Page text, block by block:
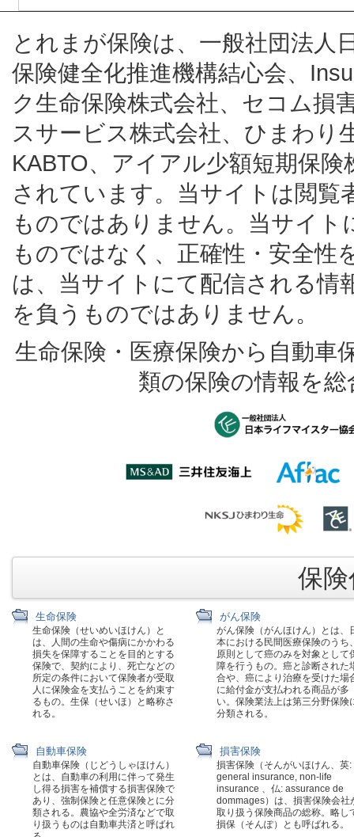
とれまが保険は、一般社団法人
保険健全化推進機構結心会、
ク生命保険株式会社、セコム損
スサービス株式会社、ひまわり
KABTO、アイアル少額短期保
されています。当サイトは閲覧
ものではありません。当サイ
ものではなく、正確性・安全性
は、当サイトにて配信される情
を負うものではありません。
生命保険・医療保険から自動車
類の保険の情報を
保
生命保険
生命保険（せいめいほけん）と
は、人間の生命や傷病にかかわる
損失を保障することを目的とする
保険で、契約により、死亡などの
所定の条件において保険者が受取
人に保険金を支払うことを約束す
るもの。生保（せいほ）と略称さ
れる。
がん保険
がん保険（がんほけん）とは、
本における民間医療保険のうち
原則として癌のみを対象として
障を行うもの。癌と診断された
合や、癌により治療を受けた場
に給付金が支払われる商品が多
い。保険業法上は第三分野保険
分類される。
自動車保険
自動車保険（じどうしゃほけん）
とは、自動車の利用に伴って発生
し得る損害を補償する損害保険で
あり、強制保険と任意保険とに分
類される。農協や全労済などで取
り扱うものは自動車共済と呼ばれ
損害保険
損害保険（そんがいほけん、英:
general insurance, non-life
insurance 、仏: assurance de
dommages）は、損害保険会社
取り扱う保険商品の総称。略し
損保（そんぽ）とも呼ばれる。